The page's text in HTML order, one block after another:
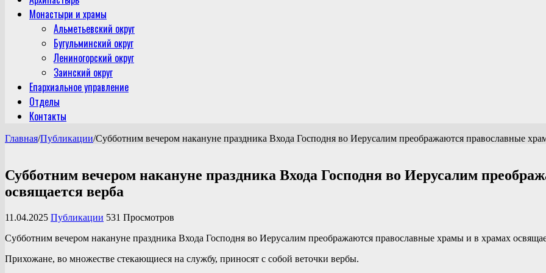
Монастыри и храмы
Альметьевский округ
Бугульминский округ
Лениногорский округ
Заинский округ
Епархиальное управление
Отделы
Контакты
Главная/Публикации/Субботним вечером накануне праздника Входа Господня во Иерусалим преображаются православные
Субботним вечером накануне праздника Входа Господня во Иерусалим
освящается верба
11.04.2025 Публикации 531 Просмотров
Субботним вечером накануне праздника Входа Господня во Иерусалим преображаются православные храмы и в храмах
Прихожане, во множестве стекающиеся на службу, приносят с собой веточки вербы.